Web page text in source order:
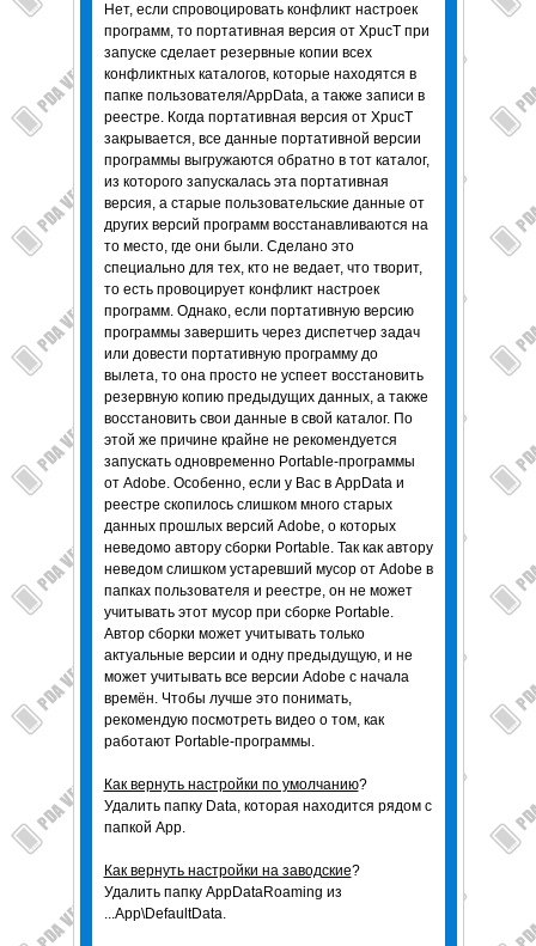
Нет, если спровоцировать конфликт настроек
программ, то портативная версия от XpucT при
запуске сделает резервные копии всех
конфликтных каталогов, которые находятся в
папке пользователя/AppData, а также записи в
реестре. Когда портативная версия от XpucT
закрывается, все данные портативной версии
программы выгружаются обратно в тот каталог,
из которого запускалась эта портативная
версия, а старые пользовательские данные от
других версий программ восстанавливаются на
то место, где они были. Сделано это
специально для тех, кто не ведает, что творит,
то есть провоцирует конфликт настроек
программ. Однако, если портативную версию
программы завершить через диспетчер задач
или довести портативную программу до
вылета, то она просто не успеет восстановить
резервную копию предыдущих данных, а также
восстановить свои данные в свой каталог. По
этой же причине крайне не рекомендуется
запускать одновременно Portable-программы
от Adobe. Особенно, если у Вас в AppData и
реестре скопилось слишком много старых
данных прошлых версий Adobe, о которых
неведомо автору сборки Portable. Так как автору
неведом слишком устаревший мусор от Adobe в
папках пользователя и реестре, он не может
учитывать этот мусор при сборке Portable.
Автор сборки может учитывать только
актуальные версии и одну предыдущую, и не
может учитывать все версии Adobe с начала
времён. Чтобы лучше это понимать,
рекомендую посмотреть видео о том, как
работают Portable-программы.
Как вернуть настройки по умолчанию?
Удалить папку Data, которая находится рядом с
папкой App.
Как вернуть настройки на заводские?
Удалить папку AppDataRoaming из
...App\DefaultData.